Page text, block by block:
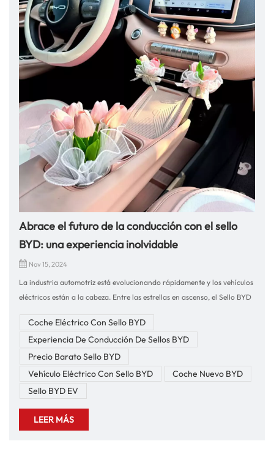
Abrace el futuro de la conducción con el sello
BYD: una experiencia inolvidable
Nov 15, 2024
La industria automotriz está evolucionando rápidamente y los vehículos
eléctricos están a la cabeza. Entre las estrellas en ascenso, el Sello BYD
placer de conducir. Después de experimentar el Sello BYD de primera
mano, estoy ansioso por compartir lo que hace de este sedán eléctrico
una opción convincente para los conductores modernos que buscan
estilo, sostenibilidad y rendimiento superior.Diseño elegante que capta
delantera no sólo son visualmente atractivas sino que también
optimizan la aerodinámica para mejorar la eficiencia. El diseño
Coche Eléctrico Con Sello BYD
Experiencia De Conducción De Sellos BYD
Precio Barato Sello BYD
Vehículo Eléctrico Con Sello BYD
Coche Nuevo BYD
Sello BYD EV
LEER MÁS